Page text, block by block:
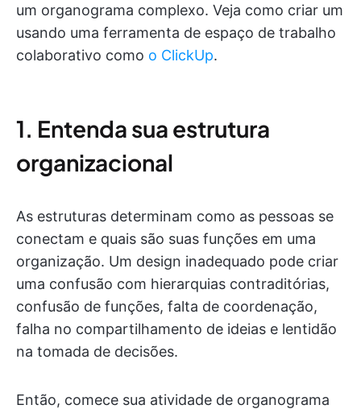
um organograma complexo. Veja como criar um
usando uma ferramenta de espaço de trabalho
colaborativo como o ClickUp.
1. Entenda sua estrutura
organizacional
As estruturas determinam como as pessoas se
conectam e quais são suas funções em uma
organização. Um design inadequado pode criar
uma confusão com hierarquias contraditórias,
confusão de funções, falta de coordenação,
falha no compartilhamento de ideias e lentidão
na tomada de decisões.
Então, comece sua atividade de organograma